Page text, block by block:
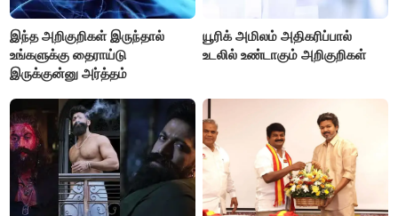
இந்த அறிகுறிகள் இருந்தால்
உங்களுக்கு தைராய்டு
இருக்குன்னு அர்த்தம்
யூரிக் அமிலம் அதிகரிப்பால்
உடலில் உண்டாகும் அறிகுறிகள்